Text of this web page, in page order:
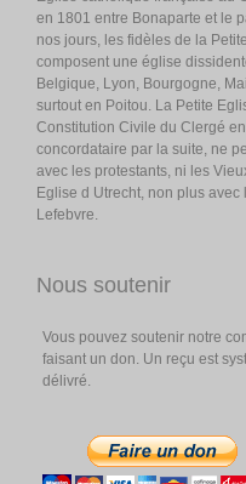
en 1801 entre Bonaparte et le
nos jours, les fidèles de la
composent une église
Belgique, Lyon, Bourgogne,
surtout en Poitou. La Petite
Constitution Civile du Clergé
concordataire par la suite, ne
avec les protestants, ni les
Eglise d Utrecht, non plus
Lefebvre.
Nous soutenir
Vous pouvez soutenir notre
faisant un don. Un reçu est
délivré.